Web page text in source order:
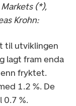
(*),
Krohn:
til utviklingen
lagt fram enda
fryktet.
1.2 %. De
0.7 %.